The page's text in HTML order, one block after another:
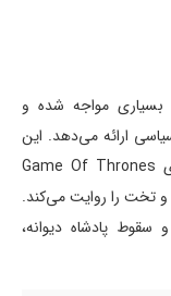
بسیاری مواجه شده و
ارائه می‌دهد. این
داستان در حقیقت پیش‌درآمدی بر دنیای فانتزی Game Of Thrones
تخت را روایت می‌کند.
سقوط پادشاه دیوانه،